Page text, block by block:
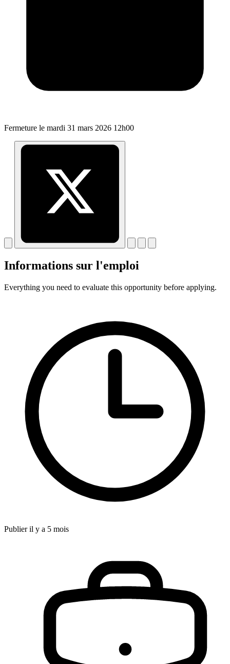
Fermeture le mardi 31 mars 2026 12h00
Informations sur l'emploi
Everything you need to evaluate this opportunity before applying.
Publier il y a 5 mois